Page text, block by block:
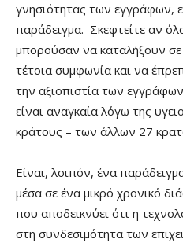
γνησιότητας των εγγράφων,
παράδειγμα. Σκεφτείτε αν
μπορούσαν να καταλήξουν σε
τέτοια συμφωνία και να
την αξιοπιστία των
είναι αναγκαία λόγω της
κράτους – των άλλων 27
Είναι, λοιπόν, ένα
μέσα σε ένα μικρό χρονικό
που αποδεικνύει ότι η
στη συνδεσιμότητα των